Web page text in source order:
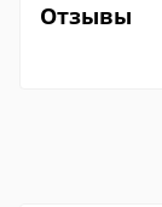
Отзывы